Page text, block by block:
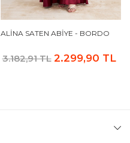
ALINA SATEN ABIYE - BORDO
3.182,91 TL 2.299,90 TL